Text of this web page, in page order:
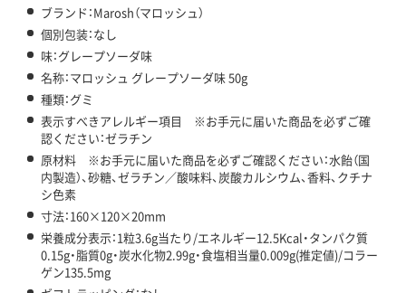
ブランド：Marosh（マロッシュ）
個別包装：なし
味：グレープソーダ味
名称：マロッシュ グレープソーダ味 50g
種類：グミ
表示すべきアレルギー項目 ※お手元に届いた商品を必ずご確
認ください：ゼラチン
原材料 ※お手元に届いた商品を必ずご確認ください：水飴（国
内製造）、砂糖、ゼラチン／酸味料、炭酸カルシウム、香料、クチナ
シ色素
寸法：160×120×20mm
栄養成分表示：1粒3.6g当たり/エネルギー12.5Kcal・タンパク質
0.15g・脂質0g・炭水化物2.99g・食塩相当量0.009g(推定値)/コラー
ゲン135.5mg